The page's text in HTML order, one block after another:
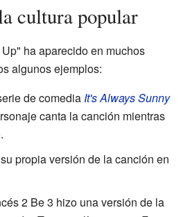
cultura popular
ha aparecido en muchos
algunos ejemplos:
de comediaIt's Always Sunny
canta la canción mientras
propia versión de la canción en
2 Be 3 hizo una versión de la